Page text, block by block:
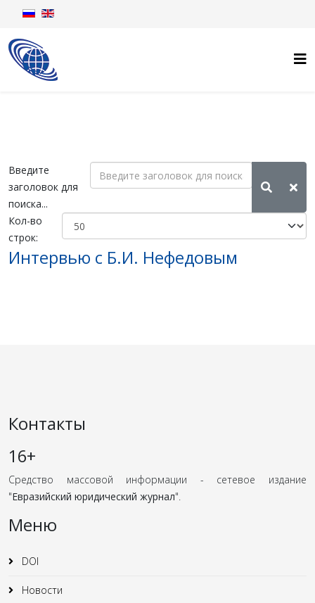
Введите
заголовок для
поиска...
Кол-во
строк:
Интервью с Б.И. Нефедовым
Контакты
16+
Средство массовой информации - сетевое издание
"Евразийский юридический журнал".
Меню
DOI
Новости